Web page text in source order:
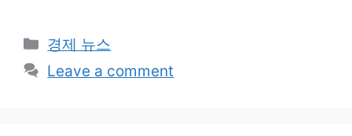
Categories
경제 뉴스
Leave a comment